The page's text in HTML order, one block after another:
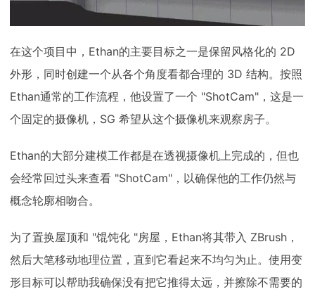
在这个项目中，Ethan的主要目标之一是保留风格化的 2D
外形，同时创建一个从各个角度看都合理的 3D 结构。按照
Ethan通常的工作流程，他设置了一个 "ShotCam"，这是一
个固定的摄像机，SG 希望从这个摄像机来观察房子。
Ethan的大部分建模工作都是在透视摄像机上完成的，但也
会经常回过头来查看 "ShotCam"，以确保他的工作仍然与
概念轮廓相吻合。
为了置换屋顶和 "馄饨化 "房屋，Ethan将其带入 ZBrush，
然后大笔移动地理位置，直到它看起来不均匀为止。使用变
形目标可以帮助我确保没有把它推得太远，并擦除不需要的